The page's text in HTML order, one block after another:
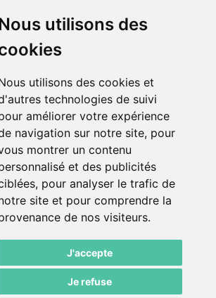
utilisons des
utilisons des cookies et
technologies de suivi
améliorer votre expérience
navigation sur notre site, pour
montrer un contenu
et des publicités
pour analyser le trafic de
site et pour comprendre la
de nos visiteurs.
J'accepte
Je refuse
Culturel Neuchâtelois
9
32 725 03 03
725 05 05
ABC
Danse Neuchâtel